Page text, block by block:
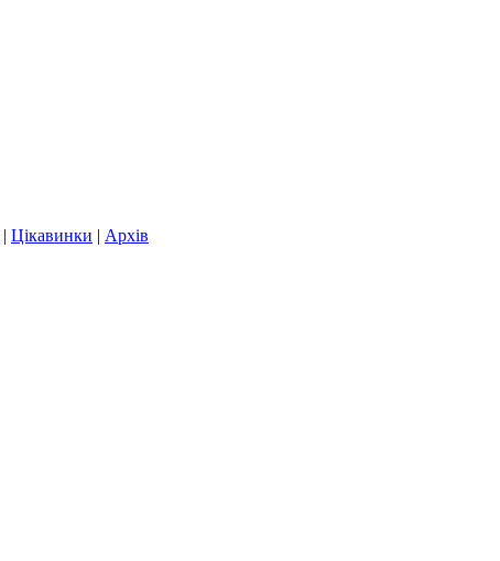
| Цікавинки | Архів